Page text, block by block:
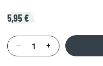
5,95 €